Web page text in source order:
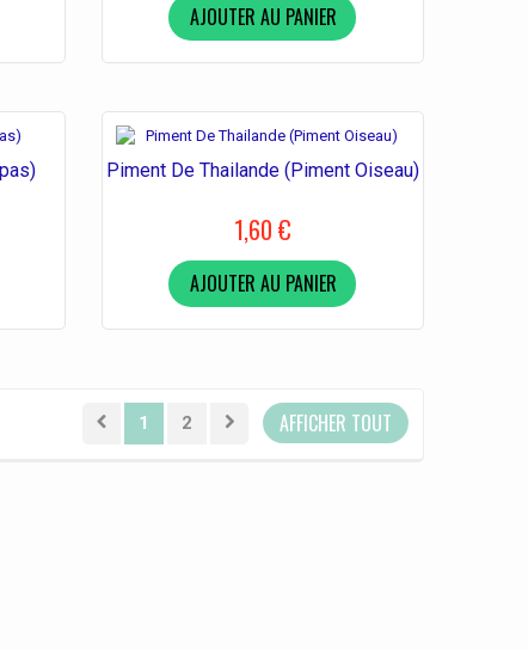
AJOUTER AU PANIER
Piment De Thailande (Piment Oiseau)
1,60 €
AJOUTER AU PANIER
AFFICHER TOUT
1 2